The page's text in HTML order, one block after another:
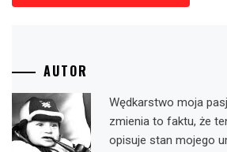
AUTOR
Wędkarstwo moja
zmienia to faktu, że
opisuje stan mojego